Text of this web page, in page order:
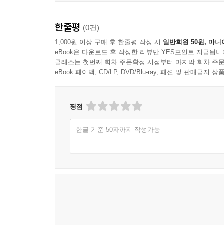
한줄평 (0건)
1,000원 이상 구매 후 한줄평 작성 시 일반회원 50원, 마니
eBook은 다운로드 후 작성한 리뷰만 YES포인트 지급됩니
클래스는 첫번째 회차 주문확정 시점부터 마지막 회차 주
eBook 페이백, CD/LP, DVD/Blu-ray, 패션 및 판매금지 상
평점
한글 기준 50자까지 작성가능